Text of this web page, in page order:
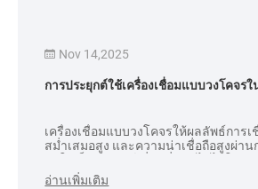
Nov 14,2025
การประยุกต์ใช้เครื่องเชื่อมแบบวงโคจรใ
เครื่องเชื่อมแบบวงโคจรให้ผลลัพธ์การเ
สม่ำเสมอสูง และความน่าเชื่อถือสูงผ่าน
อ่านเพิ่มเติม